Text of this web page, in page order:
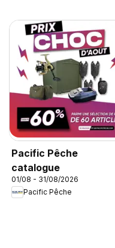
Pacific Pêche
catalogue
01/08 - 31/08/2026
Pacific Pêche